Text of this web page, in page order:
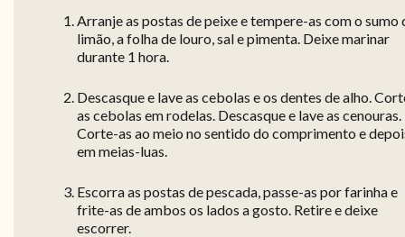
Arranje as postas de peixe e tempere-as com o sumo
limão, a folha de louro, sal e pimenta. Deixe marinar
durante 1 hora.
Descasque e lave as cebolas e os dentes de alho.
as cebolas em rodelas. Descasque e lave as cenouras.
Corte-as ao meio no sentido do comprimento e
em meias-luas.
Escorra as postas de pescada, passe-as por farinha e
frite-as de ambos os lados a gosto. Retire e deixe
escorrer.